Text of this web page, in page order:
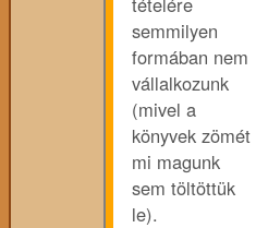
semmilyen
formában nem
vállalkozunk
(mivel a
könyvek zömét
mi magunk
sem töltöttük
le).